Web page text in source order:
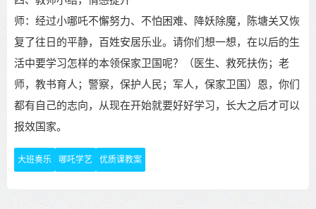
师：经过小哪吒不懈努力、不怕困难、降妖除魔，陈塘关又恢
复了往日的平静，百姓安居乐业。请你们想一想，在以后的生
活中要学习怎样的本领保家卫国呢？（医生、救死扶伤；老
师，教书育人；警察，保护人民；军人，保家卫国）
恩，你们
都有自己的志向，从现在开始就要好好学习，长大之后才可以
报效国家。
大班奏乐 哪吒学艺 优质课教案